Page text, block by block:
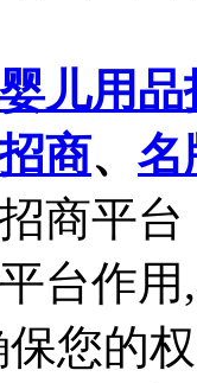
婴儿用品
商、 名
商平台
台作
您的